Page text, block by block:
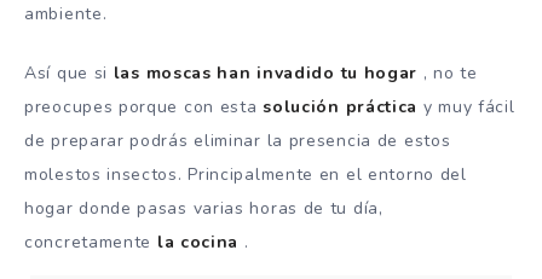
ambiente.
Así que si las moscas han invadido tu hogar , no te
preocupes porque con estasolución práctica y muy fácil
de preparar podrás eliminar la presencia de estos
molestos insectos. Principalmente en el entorno del
hogar donde pasas varias horas de tu día,
concretamente la cocina .